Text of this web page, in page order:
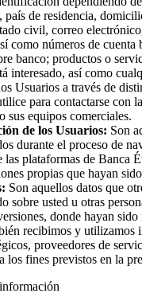
país de residencia,
civil, correo
como números de cuenta
banco; productos o
interesado, así como
Usuarios a través de
para contactarse con
sus equipos comerciales.
de los Usuarios: Son
durante el proceso de
las plataformas de Banca
propias que hayan
Son aquellos datos que
sobre usted u otras
donde hayan
recibimos y utilizamos
proveedores de
los fines previstos en la